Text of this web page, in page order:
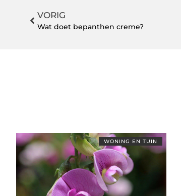
VORIG
Wat doet bepanthen creme?
WONING EN TUIN